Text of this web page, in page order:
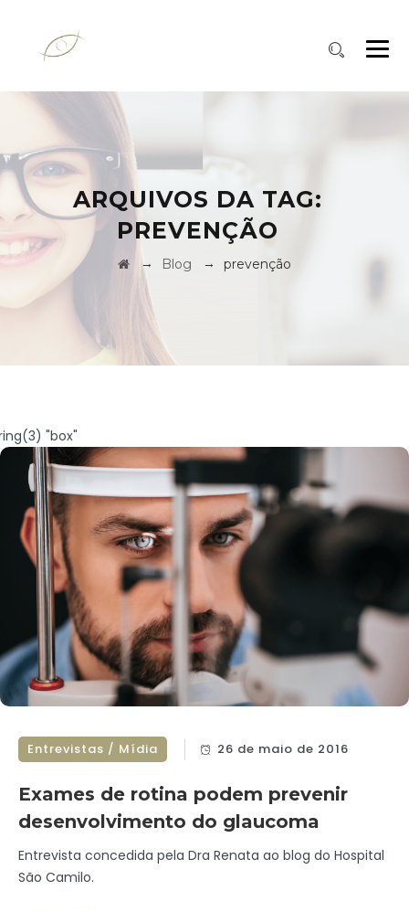
ARQUIVOS DA TAG:
PREVENÇÃO
→ Blog → prevenção
"box"
Entrevistas / Mídia 26 de maio de 2016
Exames de rotina podem prevenir
desenvolvimento do glaucoma
Entrevista concedida pela Dra Renata ao blog do Hospital
São Camilo.